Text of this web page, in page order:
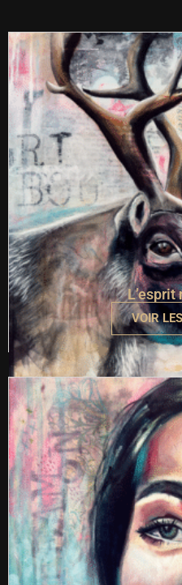
L’esprit
VOIR